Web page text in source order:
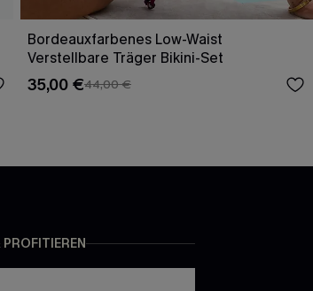
Bordeauxfarbenes Low-Waist
Verstellbare Träger Bikini-Set
35,00 €44,00 €